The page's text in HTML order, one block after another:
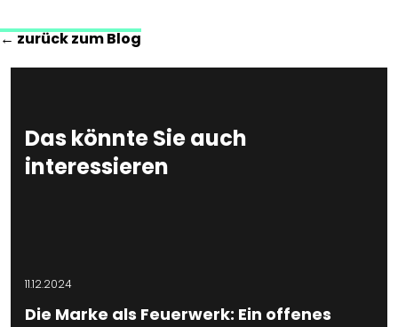
← zurück zum Blog
Das könnte Sie auch
interessieren
11.12.2024
Die Marke als Feuerwerk: Ein offenes